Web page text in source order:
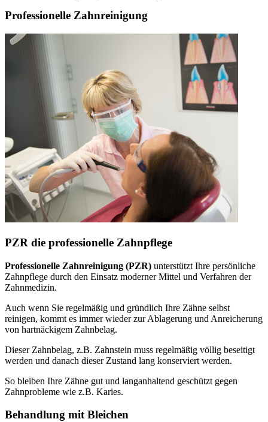
Professionelle Zahnreinigung
PZR die professionelle Zahnpflege
Professionelle Zahnreinigung (PZR) unterstützt Ihre persönliche
Zahnpflege durch den Einsatz moderner Mittel und Verfahren der
Zahnmedizin.
Auch wenn Sie regelmäßig und gründlich Ihre Zähne selbst
reinigen, kommt es immer wieder zur Ablagerung und Anreicherung
von hartnäckigem Zahnbelag.
Dieser Zahnbelag, z.B. Zahnstein muss regelmäßig völlig beseitigt
werden und danach dieser Zustand lang konserviert werden.
So bleiben Ihre Zähne gut und langanhaltend geschützt gegen
Zahnprobleme wie z.B. Karies.
Behandlung mit Bleichen